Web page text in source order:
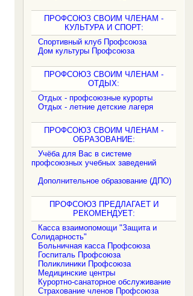
ПРОФСОЮЗ СВОИМ ЧЛЕНАМ -
КУЛЬТУРА И СПОРТ:
Спортивный клуб Профсоюза
Дом культуры Профсоюза
ПРОФСОЮЗ СВОИМ ЧЛЕНАМ -
ОТДЫХ:
Отдых - профсоюзные курорты
Отдых - летние детские лагеря
ПРОФСОЮЗ СВОИМ ЧЛЕНАМ -
ОБРАЗОВАНИЕ:
Учёба для Вас в системе
профсоюзных учебных заведений
Дополнительное образование (ДПО)
ПРОФСОЮЗ ПРЕДЛАГАЕТ И
РЕКОМЕНДУЕТ:
Касса взаимопомощи "Защита и
Солидарность"
Больничная касса Профсоюза
Госпиталь Профсоюза
Поликлиники Профсоюза
Медицинские центры
Курортно-санаторное обслуживание
Страхование членов Профсоюза